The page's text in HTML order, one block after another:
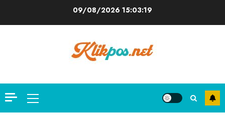
09/08/2026 15:03:20
Primary
Menu